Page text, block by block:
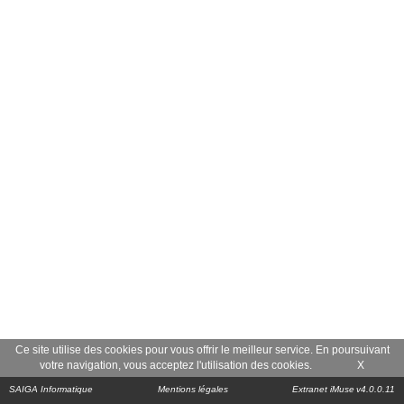
SAIGA Informatique Mentions légales v4.0.0.11
Extranet iMuse
Ce site utilise des cookies pour vous offrir le meilleur service. En poursuivant
votre navigation, vous acceptez l'utilisation des cookies.
X